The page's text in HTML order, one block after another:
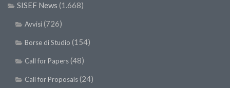
SISEF News (1.668)
Avvisi(726)
Borse di Studio (154)
Call for Papers(48)
Call for Proposals(24)